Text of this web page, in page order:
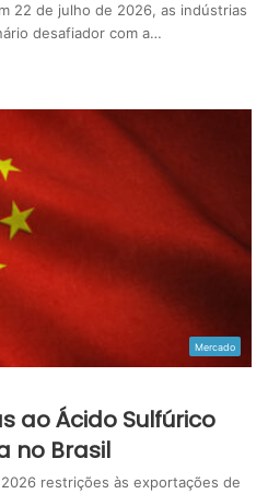
22 de julho de 2026, as indústrias
desafiador com a…
Mercado
ao Ácido Sulfúrico
no Brasil
restrições às exportações de